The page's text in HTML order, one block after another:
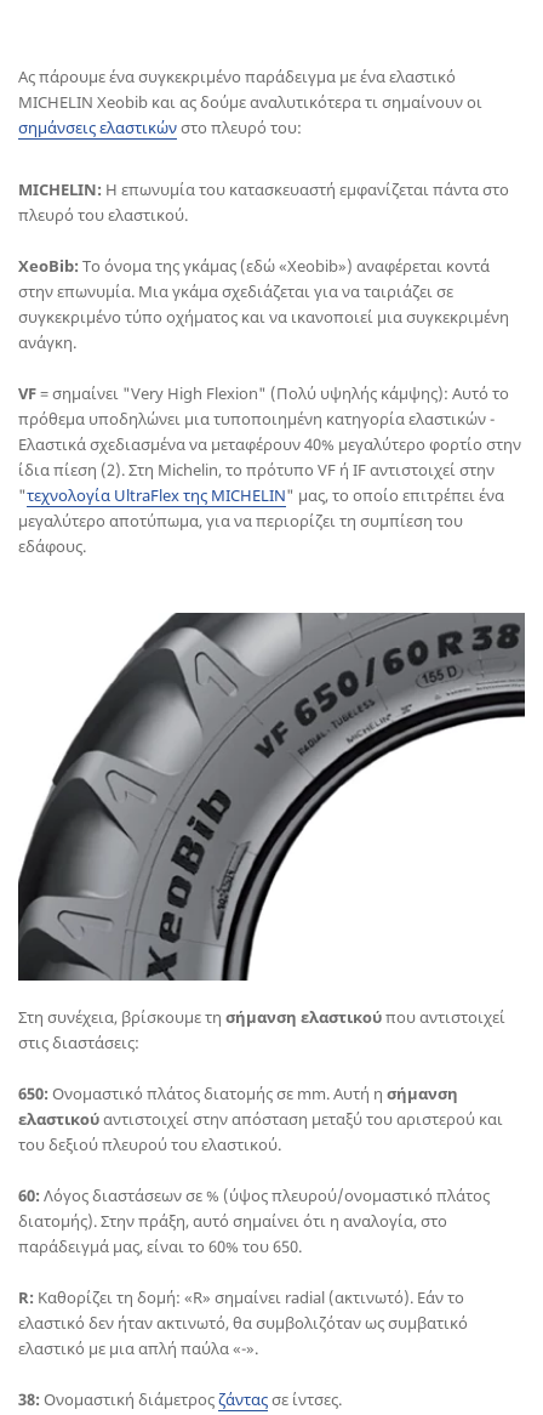
Ας πάρουμε ένα συγκεκριμένο παράδειγμα με ένα ελαστικό
MICHELIN Xeobib και ας δούμε αναλυτικότερα τι σημαίνουν οι
σημάνσεις ελαστικώνστο πλευρό του:
MICHELIN: Η επωνυμία του κατασκευαστή εμφανίζεται πάντα στο
πλευρό του ελαστικού.
XeoBib: Το όνομα της γκάμας (εδώ «Xeobib») αναφέρεται κοντά
στην επωνυμία. Μια γκάμα σχεδιάζεται για να ταιριάζει σε
συγκεκριμένο τύπο οχήματος και να ικανοποιεί μια συγκεκριμένη
ανάγκη.
VF= σημαίνει "Very High Flexion" (Πολύ υψηλής κάμψης): Αυτό το
πρόθεμα υποδηλώνει μια τυποποιημένη κατηγορία ελαστικών -
Ελαστικά σχεδιασμένα να μεταφέρουν 40% μεγαλύτερο φορτίο στην
ίδια πίεση (2). Στη Michelin, το πρότυπο VF ή IF αντιστοιχεί στην
"τεχνολογία UltraFlex της MICHELIN" μας, το οποίο επιτρέπει ένα
μεγαλύτερο αποτύπωμα, για να περιορίζει τη συμπίεση του
εδάφους.
Στη συνέχεια, βρίσκουμε τη σήμανση ελαστικούπου αντιστοιχεί
στις διαστάσεις:
650: Ονομαστικό πλάτος διατομής σε mm. Αυτή η σήμανση
ελαστικούαντιστοιχεί στην απόσταση μεταξύ του αριστερού και
του δεξιού πλευρού του ελαστικού.
60: Λόγος διαστάσεων σε % (ύψος πλευρού/ονομαστικό πλάτος
διατομής). Στην πράξη, αυτό σημαίνει ότι η αναλογία, στο
παράδειγμά μας, είναι το 60% του 650.
R: Καθορίζει τη δομή: «R» σημαίνει radial (ακτινωτό). Εάν το
ελαστικό δεν ήταν ακτινωτό, θα συμβολιζόταν ως συμβατικό
ελαστικό με μια απλή παύλα «-».
38: Ονομαστική διάμετροςζάνταςσε ίντσες.